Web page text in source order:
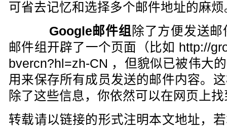
可省去记忆和选择多个邮件地址的麻烦
Google邮件组 除了方便发送
邮件组开辟了一个页面（比如 http://
bvercn?hl=zh-CN ，但貌似已被伟大
用来保存所有成员发送的邮件内容。
除了这些信息，你依然可以在网页上
转载请以链接的形式注明本文地址，